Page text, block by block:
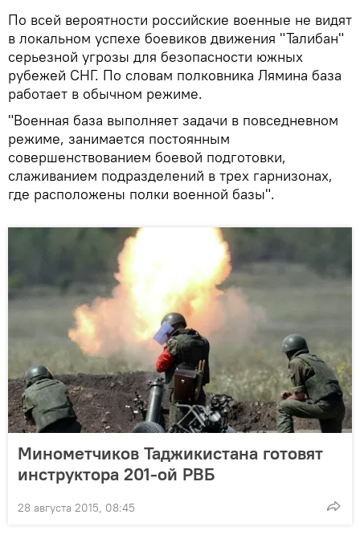
По всей вероятности российские военные не видят
в локальном успехе боевиков движения "Талибан"
серьезной угрозы для безопасности южных
рубежей СНГ. По словам полковника Лямина база
работает в обычном режиме.
"Военная база выполняет задачи в повседневном
режиме, занимается постоянным
совершенствованием боевой подготовки,
слаживанием подразделений в трех гарнизонах,
где расположены полки военной базы".
Минометчиков Таджикистана готовят
инструктора 201-ой РВБ
28 августа 2015, 08:45